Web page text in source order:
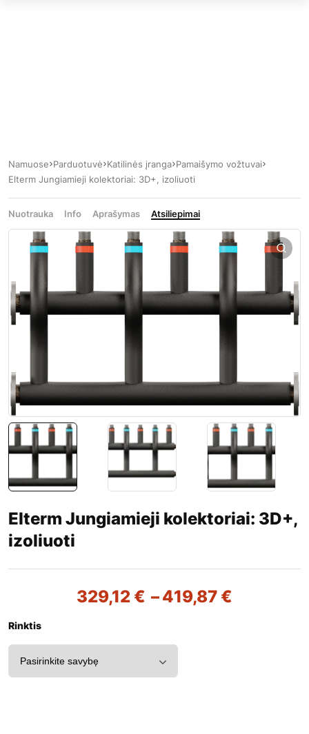
Namuose Parduotuvė Katilinės įranga Pamaišymo vožtuvai
Elterm Jungiamieji kolektoriai: 3D+, izoliuoti
Nuotrauka Info Aprašymas Atsiliepimai
Elterm Jungiamieji kolektoriai: 3D+,
izoliuoti
329,12 € –419,87 €
Rinktis